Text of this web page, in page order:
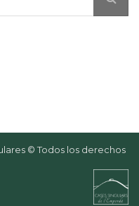
© Todos los derechos